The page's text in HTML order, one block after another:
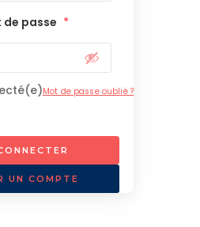
de passe *
Mot de passe oublié ?
UN COMPTE